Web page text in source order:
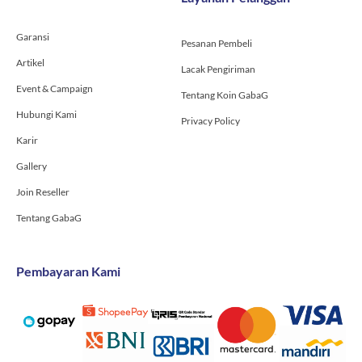
f
Garansi
Artikel
Event & Campaign
Hubungi Kami
Karir
Gallery
Join Reseller
Tentang GabaG
Pesanan Pembeli
Lacak Pengiriman
Tentang Koin GabaG
Privacy Policy
Pembayaran Kami